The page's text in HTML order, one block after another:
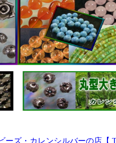
ーズ・カレンシルバーの店【